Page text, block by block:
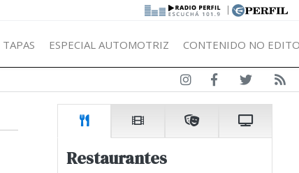
|
TAPAS ESPECIAL AUTOMOTRIZ CONTENIDO NO
Restaurantes